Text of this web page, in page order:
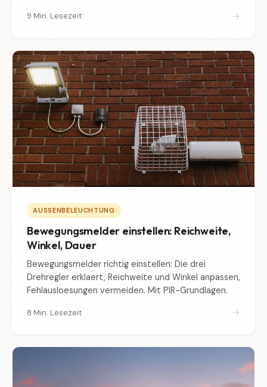
9 Min. Lesezeit →
AUSSENBELEUCHTUNG
Bewegungsmelder einstellen: Reichweite,
Winkel, Dauer
Bewegungsmelder richtig einstellen: Die drei
Drehregler erklaert, Reichweite und Winkel anpassen,
Fehlausloesungen vermeiden. Mit PIR-Grundlagen.
8 Min. Lesezeit →